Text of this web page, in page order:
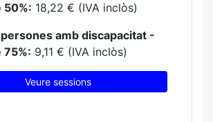
50%: 18,22 € (IVA inclòs)
amb discapacitat -
75%: 9,11 € (IVA inclòs)
Veure sessions